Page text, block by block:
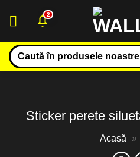
2
Caută
după:
Sticker perete
Acasă »